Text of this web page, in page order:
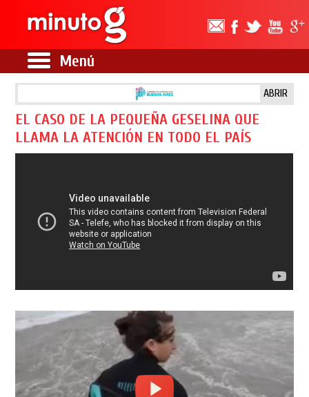
Menú
ABRIR
EL CASO DE LA PEQUEÑA GESELINA QUE
LLAMA LA ATENCIÓN EN TODO EL PAÍS